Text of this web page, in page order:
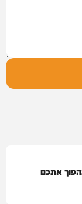
אתכם